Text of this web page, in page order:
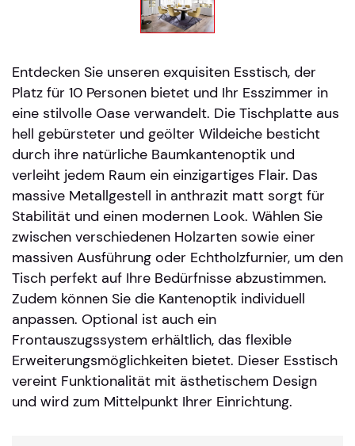
Entdecken Sie unseren exquisiten Esstisch, der
Platz für 10 Personen bietet und Ihr Esszimmer in
eine stilvolle Oase verwandelt. Die Tischplatte aus
hell gebürsteter und geölter Wildeiche besticht
durch ihre natürliche Baumkantenoptik und
verleiht jedem Raum ein einzigartiges Flair. Das
massive Metallgestell in anthrazit matt sorgt für
Stabilität und einen modernen Look. Wählen Sie
zwischen verschiedenen Holzarten sowie einer
massiven Ausführung oder Echtholzfurnier, um den
Tisch perfekt auf Ihre Bedürfnisse abzustimmen.
Zudem können Sie die Kantenoptik individuell
anpassen. Optional ist auch ein
Frontauszugssystem erhältlich, das flexible
Erweiterungsmöglichkeiten bietet. Dieser Esstisch
vereint Funktionalität mit ästhetischem Design
und wird zum Mittelpunkt Ihrer Einrichtung.